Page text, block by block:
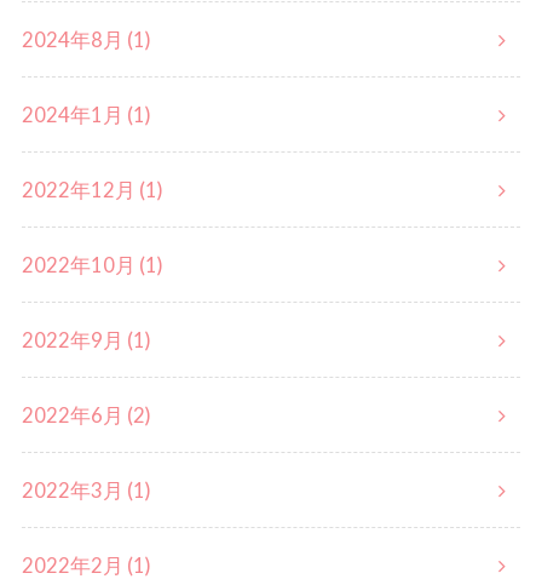
2024年8月 (1)
2024年1月 (1)
2022年12月 (1)
2022年10月 (1)
2022年9月 (1)
2022年6月 (2)
2022年3月 (1)
2022年2月 (1)